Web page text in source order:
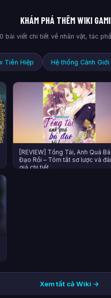
KHÁM PHÁ THÊM WIKI
bài viết chi tiết về nhân vật, tác
Tiên Hiệp Hệ thống Cảnh Giới
[REVIEW] Tổng Tài, Anh Quá Bá
Đạo Rồi – Tóm tắt sơ lược và
giá chi tiết
Xem tất cả Wiki →